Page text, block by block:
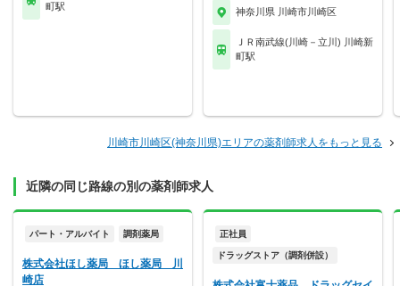
町駅
神奈川県 川崎市川崎区
ＪＲ南武線(川崎－立川) 川崎新
町駅
川崎市川崎区(神奈川県)エリアの薬剤師求人をもっと見る
近隣の同じ路線の別の薬剤師求人
パート・アルバイト 調剤薬局
株式会社ほし薬局 ほし薬局 川
崎店
正社員
ドラッグストア（調剤併設）